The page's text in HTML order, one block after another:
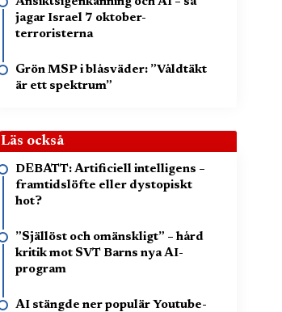
jagar Israel 7 oktober-
terroristerna
Grön MSP i blåsväder: ”Våldtäkt
är ett spektrum”
Läs också
DEBATT: Artificiell intelligens –
framtidslöfte eller dystopiskt
hot?
”Själlöst och omänskligt” – hård
kritik mot SVT Barns nya AI-
program
AI stängde ner populär Youtube-